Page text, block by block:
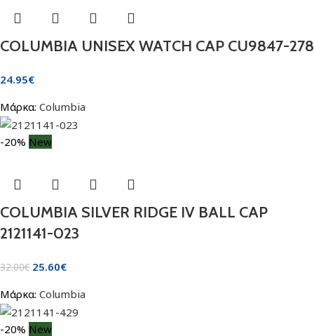
COLUMBIA UNISEX WATCH CAP CU9847-278
24.95€
Μάρκα: Columbia
-20% New
COLUMBIA SILVER RIDGE IV BALL CAP
2121141-023
32.00€ 25.60€
Μάρκα: Columbia
-20% New